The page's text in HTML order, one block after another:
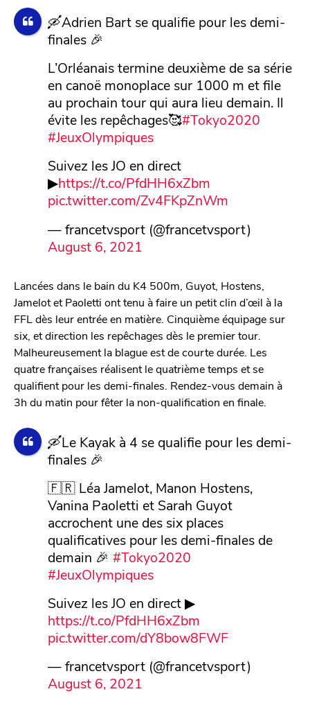
🛶Adrien Bart se qualifie pour les demi-
finales 🎉
L’Orléanais termine deuxième de sa série
en canoë monoplace sur 1000 m et file
au prochain tour qui aura lieu demain. Il
évite les repêchages🥰#Tokyo2020
#JeuxOlympiques
Suivez les JO en direct
▶https://t.co/PfdHH6xZbm
pic.twitter.com/Zv4FKpZnWm
— francetvsport (@francetvsport)
August 6, 2021
Lancées dans le bain du K4 500m, Guyot, Hostens,
Jamelot et Paoletti ont tenu à faire un petit clin d’œil à la
FFL dès leur entrée en matière. Cinquième équipage sur
six, et direction les repêchages dès le premier tour.
Malheureusement la blague est de courte durée. Les
quatre françaises réalisent le quatrième temps et se
qualifient pour les demi-finales. Rendez-vous demain à
3h du matin pour fêter la non-qualification en finale.
🛶Le Kayak à 4 se qualifie pour les demi-
finales 🎉
🇫🇷 Léa Jamelot, Manon Hostens,
Vanina Paoletti et Sarah Guyot
accrochent une des six places
qualificatives pour les demi-finales de
demain 🎉 #Tokyo2020
#JeuxOlympiques
Suivez les JO en direct ▶
https://t.co/PfdHH6xZbm
pic.twitter.com/dY8bow8FWF
— francetvsport (@francetvsport)
August 6, 2021